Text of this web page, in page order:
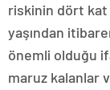
riskinin dört kat
yaşından
önemli olduğu
maruz kalanlar